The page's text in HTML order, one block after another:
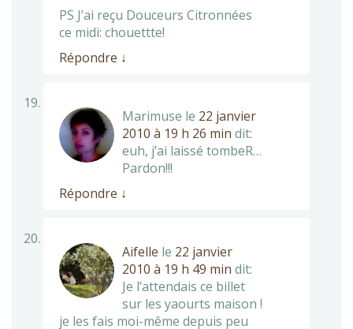
PS J’ai reçu Douceurs Citronnées
ce midi: chouettte!
Répondre ↓
Marimuse le 22 janvier
2010 à 19 h 26 min dit:
euh, j’ai laissé tombeR…
Pardon!!!
Répondre ↓
Aifelle le 22 janvier
2010 à 19 h 49 min dit:
Je l’attendais ce billet
sur les yaourts maison !
je les fais moi-même depuis peu